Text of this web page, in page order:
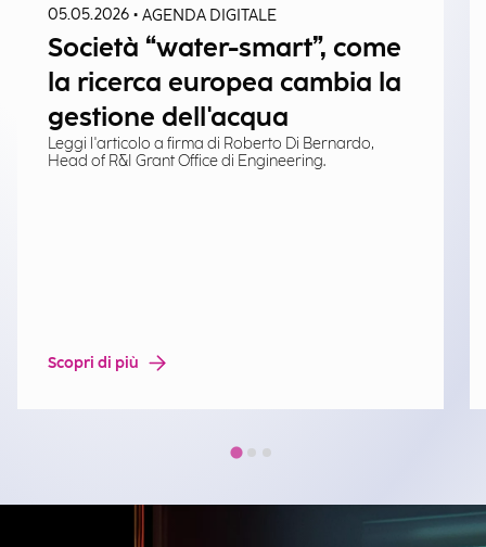
05.05.2026 • AGENDA DIGITALE
Società “water-smart”, come
la ricerca europea cambia la
gestione dell'acqua
Leggi l'articolo a firma di Roberto Di Bernardo,
Head of R&I Grant Office di Engineering.
Scopri di più